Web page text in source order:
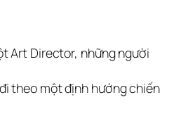
Art Director, những người
theo một định hướng chiến